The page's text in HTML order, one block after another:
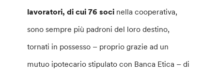
lavoratori, di cui 76 soci nella cooperativa,
sono sempre più padroni del loro destino,
tornati in possesso – proprio grazie ad un
mutuo ipotecario stipulato con Banca Etica – di